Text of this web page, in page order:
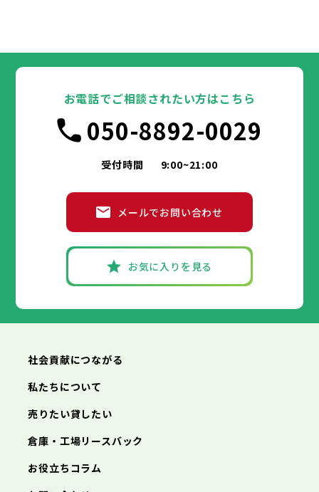
お電話でご相談されたい方はこちら
050-8892-0029
受付時間 9:00~21:00
メールでお問い合わせ
お気に入りを見る
社会貢献につながる
私たちについて
売りたい貸したい
倉庫・工場リースバック
お役立ちコラム